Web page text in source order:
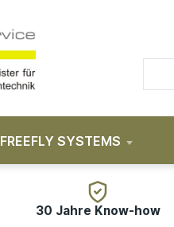
FREEFLY SYSTEMS
30 Jahre Know-how